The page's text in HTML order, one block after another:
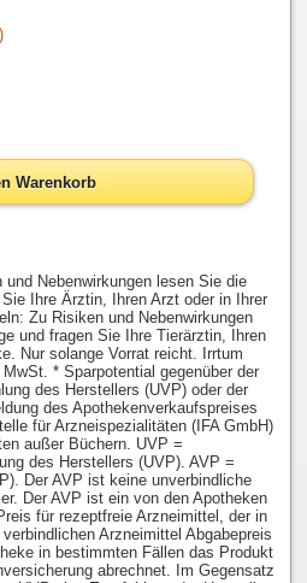
Warenkorb
Nebenwirkungen lesen Sie die
Ihre Ärztin, Ihren Arzt oder in Ihrer
Zu Risiken und Nebenwirkungen
und fragen Sie Ihre Tierärztin, Ihren
Nur solange Vorrat reicht. Irrtum
* Sparpotential gegenüber der
des Herstellers (UVP) oder der
des Apothekenverkaufspreises
für Arzneispezialitäten (IFA GmbH)
außer Büchern. UVP =
des Herstellers (UVP). AVP =
Der AVP ist keine unverbindliche
Der AVP ist ein von den Apotheken
für rezeptfreie Arzneimittel, der in
Arzneimittel Abgabepreis
in bestimmten Fällen das Produkt
abrechnet. Im Gegensatz